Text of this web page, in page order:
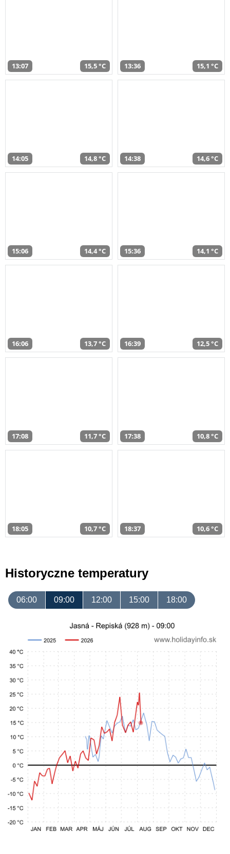
13:07 15,5 °C 13:36 15,1 °C
14:05 14,8 °C 14:38 14,6 °C
15:06 14,4 °C 15:36 14,1 °C
16:06 13,7 °C 16:39 12,5 °C
17:08 11,7 °C 17:38 10,8 °C
18:05 10,7 °C 18:37 10,6 °C
Historyczne temperatury
06:00 09:00 12:00 15:00 18:00